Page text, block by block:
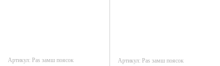
Артикул: Pas замш поясок Артикул: Pas замш поясок